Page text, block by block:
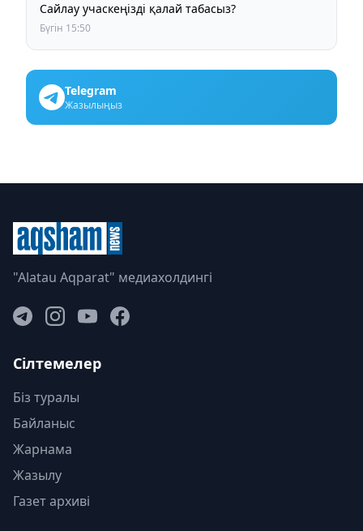
Сайлау учаскеңізді қалай табасыз?
Бүгін 15:50
Telegram
Жазылыңыз
"Alatau Aqparat" медиахолдингі
Сілтемелер
Біз туралы
Байланыс
Жарнама
Жазылу
Газет архиві